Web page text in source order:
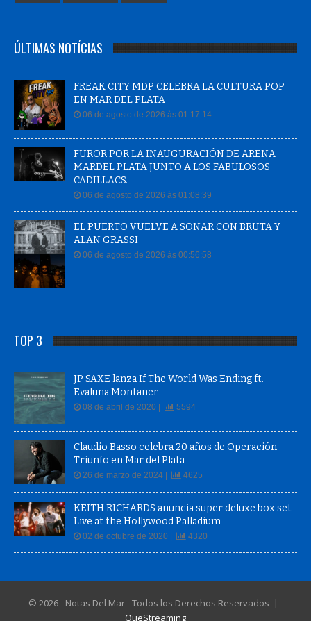
ÚLTIMAS NOTÍCIAS
FREAK CITY MDP CELEBRA LA CULTURA POP
EN MAR DEL PLATA
06 de agosto de 2026 às 01:17:14
FUROR POR LA INAUGURACIÓN DE ARENA
MARDEL PLATA JUNTO A LOS FABULOSOS
CADILLACS.
06 de agosto de 2026 às 01:08:39
EL PUERTO VUELVE A SONAR CON BRUTA Y
ALAN GRASSI
06 de agosto de 2026 às 00:56:58
TOP 3
JP SAXE lanza If The World Was Ending ft.
Evaluna Montaner
08 de abril de 2020 | 5594
Claudio Basso celebra 20 años de Operación
Triunfo en Mar del Plata
26 de marzo de 2024 | 4625
KEITH RICHARDS anuncia super deluxe box set
Live at the Hollywood Palladium
02 de octubre de 2020 | 4320
© 2026 - Notas Del Mar - Todos los Derechos Reservados |
QueStreaming